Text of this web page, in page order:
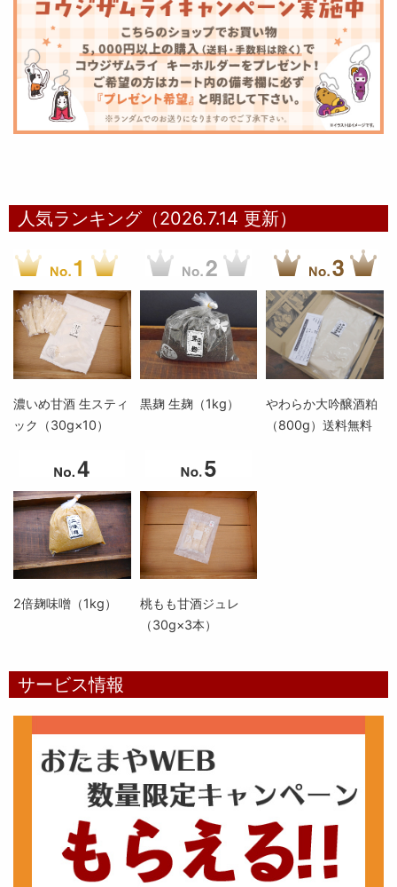
人気ランキング（2026.7.14 更新）
濃いめ甘酒 生スティ
ック（30g×10）
黒麹 生麹（1kg）
やわらか大吟醸酒粕
（800g）送料無料
2倍麹味噌（1kg）
桃もも甘酒ジュレ
（30g×3本）
サービス情報